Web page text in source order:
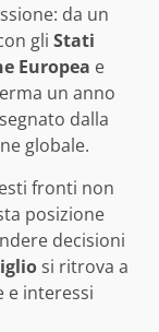
da un
gli Stati
Europea e
un anno
dalla
globale.
fronti non
posizione
decisioni
si ritrova a
e interessi